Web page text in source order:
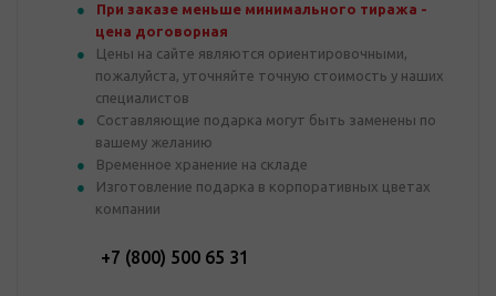
При заказе меньше минимального тиража -
цена договорная
Цены на сайте являются ориентировочными,
пожалуйста, уточняйте точную стоимость у наших
специалистов
Составляющие подарка могут быть заменены по
вашему желанию
Временное хранение на складе
Изготовление подарка в корпоративных цветах
компании
+7 (800) 500 65 31